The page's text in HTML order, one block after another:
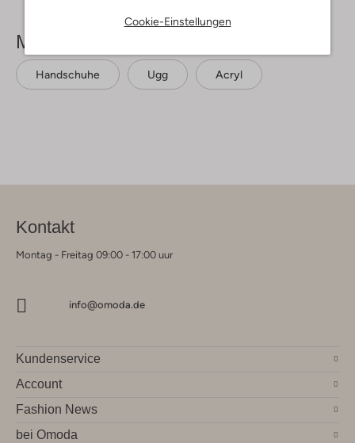
Cookie-Einstellungen
Mehr sehen
Handschuhe Ugg Acryl
Kontakt
Montag - Freitag 09:00 - 17:00 uur
info@omoda.de
Kundenservice
Account
Fashion News
bei Omoda